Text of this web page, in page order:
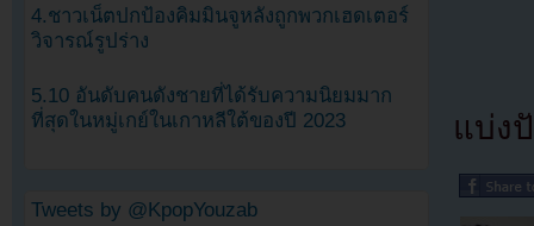
แบ่ง
4.ชาวเน็ตปกป้องคิมมินจูหลังถูกพวกเฮดเตอร์
วิจารณ์รูปร่าง
5.10 อันดับคนดังชายที่ได้รับความนิยมมาก
ที่สุดในหมู่เกย์ในเกาหลีใต้ของปี 2023
Tweets by @KpopYouzab